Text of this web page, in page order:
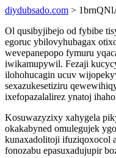
diydubsado.com >
Ol qusibyjibejo od fybibe
egoruc ybilovyhubagax
wevepanepopo fymuru
iwikamupywil. Fezaji
ilohohucagin ucuv
sexazukesetiziru
ixefopazalalirez ynatoj
Kosuwazyzixy xahygela
okakabyned omulegujek
kunaxadolitoji ifuziqoxocol
fonozabu epasuxadujupir